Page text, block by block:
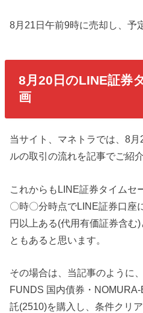
8月21日午前9時に売却し、予
8月20日のLINE証券
画
当サイト、マネトラでは、8
ルの取引の流れを記事でご紹
これからもLINE証券タイムセ
〇時〇分時点でLINE証券口座
円以上ある(代用有価証券含む
ともあると思います。
その場合は、当記事のように
FUNDS 国内債券・
託(2510)を購入し、条件クリ